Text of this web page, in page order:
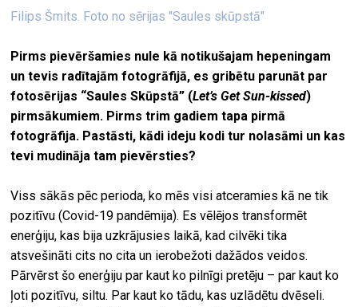
Filips Šmits. Foto no sērijas "Saules skūpstā"
Pirms pievēršamies nule kā notikušajam hepeningam
un tevis radītajām fotogrāfijā, es gribētu parunāt par
fotosērijas “Saules Skūpstā” (Let’s Get Sun-kissed)
pirmsākumiem. Pirms trim gadiem tapa pirmā
fotogrāfija. Pastāsti, kādi ideju kodi tur nolasāmi un kas
tevi mudināja tam pievērsties?
Viss sākās pēc perioda, ko mēs visi atceramies kā ne tik
pozitīvu (Covid-19 pandēmija). Es vēlējos transformēt
enerģiju, kas bija uzkrājusies laikā, kad cilvēki tika
atsvešināti cits no cita un ierobežoti dažādos veidos.
Pārvērst šo enerģiju par kaut ko pilnīgi pretēju – par kaut ko
ļoti pozitīvu, siltu. Par kaut ko tādu, kas uzlādētu dvēseli.